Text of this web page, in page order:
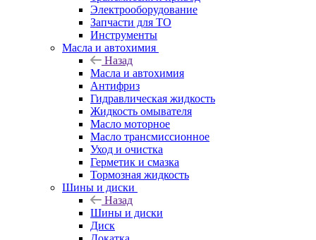
Электрооборудование
Запчасти для ТО
Инструменты
Масла и автохимия
Назад
Масла и автохимия
Антифриз
Гидравлическая жидкость
Жидкость омывателя
Масло моторное
Масло трансмиссионное
Уход и очистка
Герметик и смазка
Тормозная жидкость
Шины и диски
Назад
Шины и диски
Диск